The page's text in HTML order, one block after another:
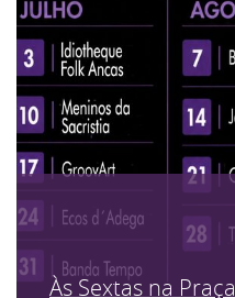
Às Sextas na Praça